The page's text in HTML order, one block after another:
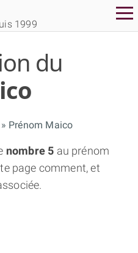
1999
du
Prénom Maico
nombre 5 au prénom
page comment, et
APPROFONDI